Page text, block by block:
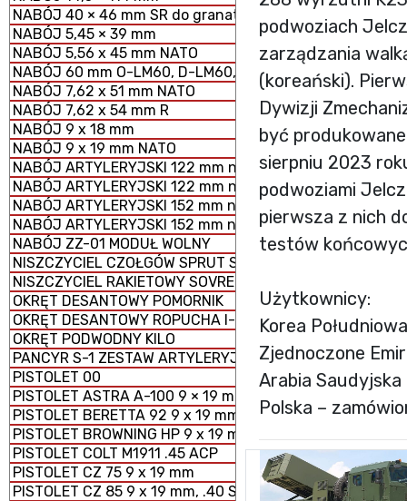
NABÓJ 40 × 46 mm SR do granatników
NABÓJ 5,45 × 39 mm
NABÓJ 5,56 x 45 mm NATO
NABÓJ 60 mm O-LM60, D-LM60, S-LM60 MOŹDZIERZOWY
NABÓJ 7,62 x 51 mm NATO
NABÓJ 7,62 x 54 mm R
NABÓJ 9 x 18 mm
NABÓJ 9 x 19 mm NATO
NABÓJ ARTYLERYJSKI 122 mm nabój HE z ładunkiem
NABÓJ ARTYLERYJSKI 122 mm nabój HE z ładunkiem
NABÓJ ARTYLERYJSKI 152 mm nabój HE z ładunkiem
NABÓJ ARTYLERYJSKI 152 mm nabój HE z ładunkiem
NABÓJ ZZ-01 MODUŁ WOLNY
NISZCZYCIEL CZOŁGÓW SPRUT SD-2S25M
NISZCZYCIEL RAKIETOWY SOVREMENNY
OKRĘT DESANTOWY POMORNIK
OKRĘT DESANTOWY ROPUCHA I-II
OKRĘT PODWODNY KILO
PANCYR S-1 ZESTAW ARTYLERYJSKO - RAKIETOWY
PISTOLET 00
PISTOLET ASTRA A-100 9 × 19 mm
PISTOLET BERETTA 92 9 x 19 mm
PISTOLET BROWNING HP 9 x 19 mm
PISTOLET COLT M1911 .45 ACP
PISTOLET CZ 75 9 x 19 mm
PISTOLET CZ 85 9 x 19 mm, .40 S&W
podwoziach
zarządzania
(koreański).
Dywizji
być
sierpniu 2023
podwoziami
pierwsza z nich
testów
Użytkownicy:
Korea
Zjednoczone
Arabia
Polska –